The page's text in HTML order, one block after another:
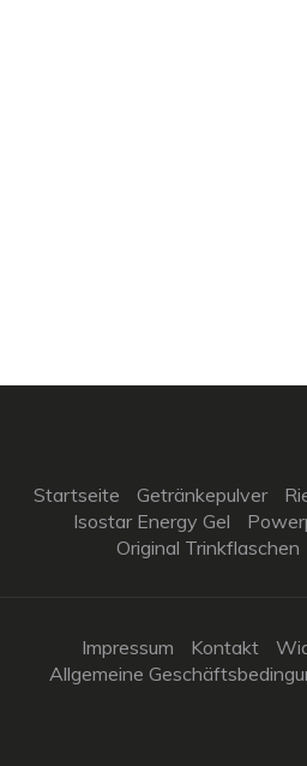
Startseite Getränkepulver
Isostar Energy Gel
Original Trinkflaschen
Impressum Kontakt
Allgemeine